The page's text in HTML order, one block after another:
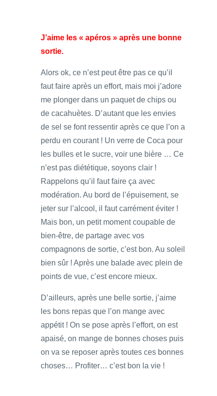
J’aime les « apéros » après une bonne
sortie.
Alors ok, ce n’est peut être pas ce qu’il
faut faire après un effort, mais moi j’adore
me plonger dans un paquet de chips ou
de cacahuètes. D’autant que les envies
de sel se font ressentir après ce que l’on a
perdu en courant ! Un verre de Coca pour
les bulles et le sucre, voir une bière … Ce
n’est pas diététique, soyons clair !
Rappelons qu’il faut faire ça avec
modération. Au bord de l’épuisement, se
jeter sur l’alcool, il faut carrément éviter !
Mais bon, un petit moment coupable de
bien-être, de partage avec vos
compagnons de sortie, c’est bon. Au soleil
bien sûr ! Après une balade avec plein de
points de vue, c’est encore mieux.
D’ailleurs, après une belle sortie, j’aime
les bons repas que l’on mange avec
appétit ! On se pose après l’effort, on est
apaisé, on mange de bonnes choses puis
on va se reposer après toutes ces bonnes
choses… Profiter… c’est bon la vie !